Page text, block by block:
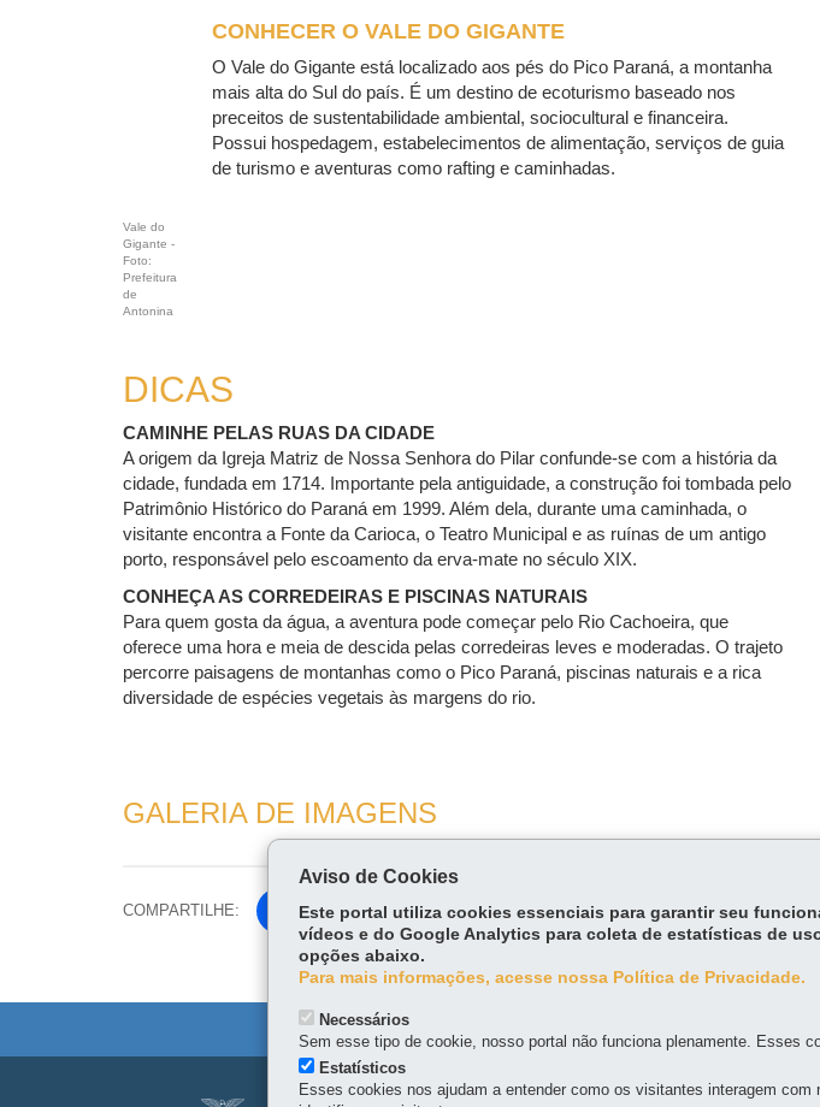
CONHECER O VALE DO GIGANTE
O Vale do Gigante está localizado aos pés do Pico Paraná, a montanha
mais alta do Sul do país. É um destino de ecoturismo baseado nos
preceitos de sustentabilidade ambiental, sociocultural e financeira.
Possui hospedagem, estabelecimentos de alimentação, serviços de guia
de turismo e aventuras como rafting e caminhadas.
Vale do
Gigante -
Foto:
Prefeitura
de
Antonina
DICAS
CAMINHE PELAS RUAS DA CIDADE
A origem da Igreja Matriz de Nossa Senhora do Pilar confunde-se com a história da
cidade, fundada em 1714. Importante pela antiguidade, a construção foi tombada pelo
Patrimônio Histórico do Paraná em 1999. Além dela, durante uma caminhada, o
visitante encontra a Fonte da Carioca, o Teatro Municipal e as ruínas de um antigo
porto, responsável pelo escoamento da erva-mate no século XIX.
CONHEÇA AS CORREDEIRAS E PISCINAS NATURAIS
Para quem gosta da água, a aventura pode começar pelo Rio Cachoeira, que
oferece uma hora e meia de descida pelas corredeiras leves e moderadas. O trajeto
percorre paisagens de montanhas como o Pico Paraná, piscinas naturais e a rica
diversidade de espécies vegetais às margens do rio.
GALERIA DE IMAGENS
COMPARTILHE:
Fa
ce
bo
Tw
itt
er
Aviso de Cookies
Este portal utiliza cookies essenciais para garantir seu
vídeos e do Google Analytics para coleta de estatísticas de
opções abaixo.
Para mais informações, acesse nossa Política de Privacidade.
Necessários
Sem esse tipo de cookie, nosso portal não funciona plenamente. Esses
Estatísticos
Esses cookies nos ajudam a entender como os visitantes interagem